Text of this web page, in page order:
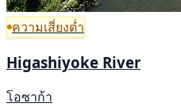
ความเสี่ยงต่ำ
Higashiyoke River
โอซาก้า